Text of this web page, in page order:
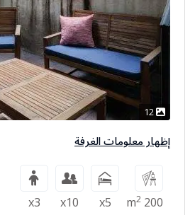
إظهار معلومات الغرفة
200 m
2
x5
x10
x3